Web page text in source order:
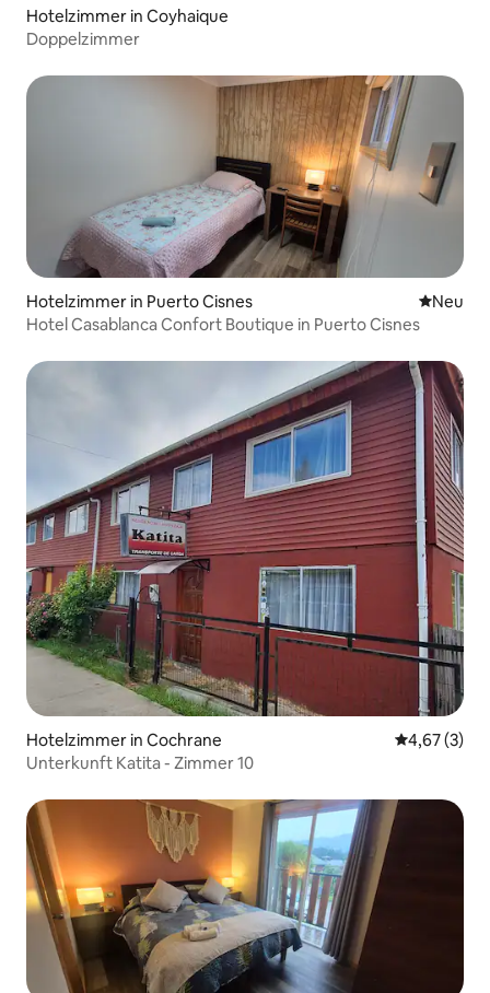
Hotelzimmer in Coyhaique
Doppelzimmer
Hotelzimmer in Puerto Cisnes Neue
Neu
Hotel Casablanca Confort Boutique in Puerto Cisnes
Hotelzimmer in Cochrane
4,67 (3)
Unterkunft Katita - Zimmer 10